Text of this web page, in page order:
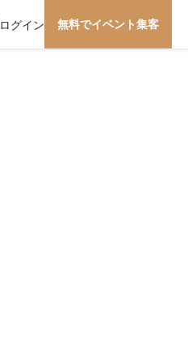
ログイン 無料でイベント集客